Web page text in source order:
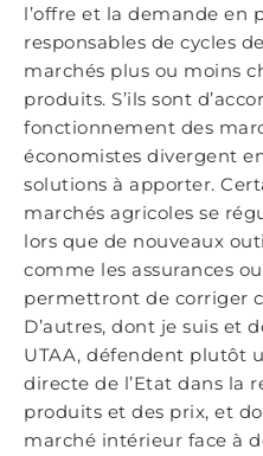
l’offre et la demande en
responsables de cycles
marchés plus ou moins
produits. S’ils sont
fonctionnement des
économistes divergent
solutions à apporter.
marchés agricoles se
lors que de nouveaux
comme les assurances
permettront de corriger
D’autres, dont je suis et
UTAA, défendent plutôt
directe de l’Etat dans la
produits et des prix, et
marché intérieur face à